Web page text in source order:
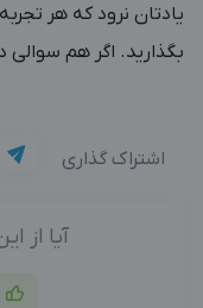
یادتان نرود که هر
بگذارید. اگر هم سوالی
اشتراک گذاری
آیا از